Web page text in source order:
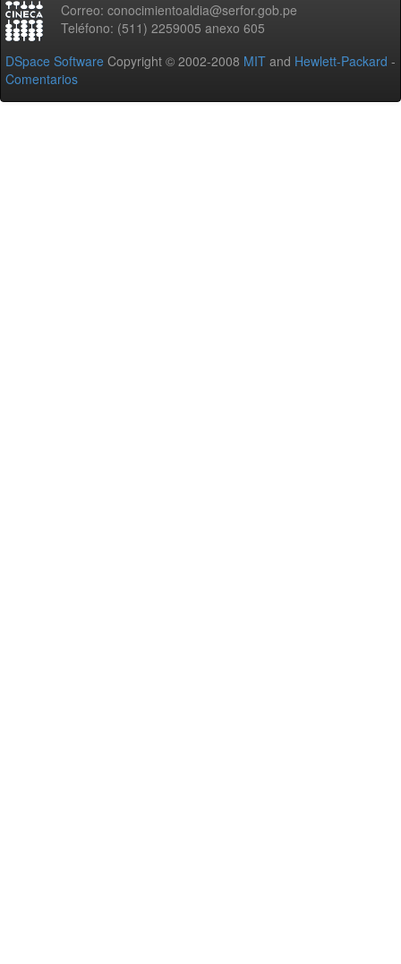
Correo: conocimientoaldia@serfor.gob.pe
Teléfono: (511) 2259005 anexo 605
DSpace Software Copyright © 2002-2008 MIT and Hewlett-Packard -
Comentarios